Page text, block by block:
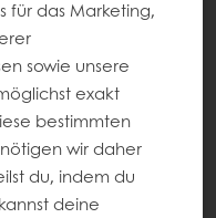
Glaze Plus und
sichtbar aufwertet.
Alternative für alle,
sichern
für das Marketing,
sowie unsere
exakt
bestimmten
wir daher
du, indem du
deine